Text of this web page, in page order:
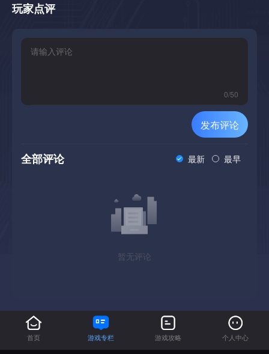
Choose between a quirky alien slug or a high-tech droid to
玩家点评
0/50
发布评论
全部评论 最新 最早
暂无评论
首页 游戏专栏 游戏攻略 个人中心